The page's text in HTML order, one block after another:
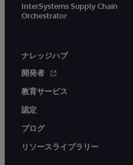
InterSystems Supply Chain
Orchestrator
ナレッジハブ
開発者
教育サービス
認定
ブログ
リソースライブラリー